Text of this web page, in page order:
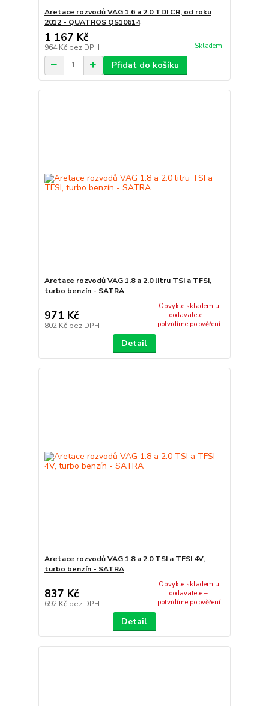
Aretace rozvodů VAG 1.6 a 2.0 TDI CR, od roku
2012 - QUATROS QS10614
1 167 Kč
964 Kč bez DPH Skladem
Přidat do košíku
Aretace rozvodů VAG 1.8 a 2.0 litru TSI a TFSI,
turbo benzín - SATRA
971 Kč
802 Kč bez DPH
Obvykle skladem u
dodavatele –
potvrdíme po ověření
Detail
Aretace rozvodů VAG 1.8 a 2.0 TSI a TFSI 4V,
turbo benzín - SATRA
837 Kč
692 Kč bez DPH
Obvykle skladem u
dodavatele –
potvrdíme po ověření
Detail